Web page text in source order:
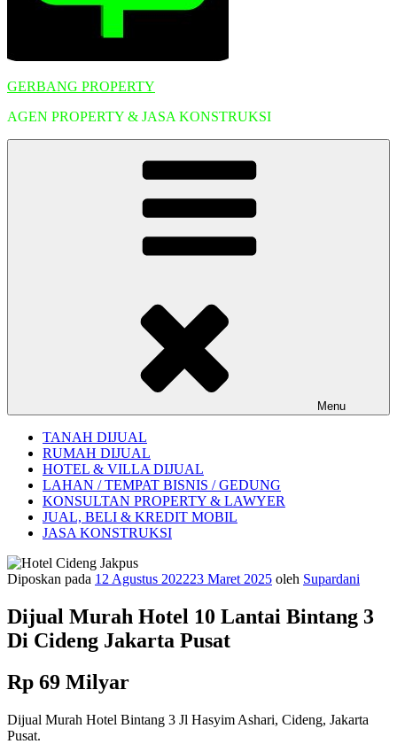
GERBANG PROPERTY
AGEN PROPERTY & JASA KONSTRUKSI
Menu
TANAH DIJUAL
RUMAH DIJUAL
HOTEL & VILLA DIJUAL
LAHAN / TEMPAT BISNIS / GEDUNG
KONSULTAN PROPERTY & LAWYER
JUAL, BELI & KREDIT MOBIL
JASA KONSTRUKSI
Diposkan pada 12 Agustus 202223 Maret 2025 oleh Supardani
Dijual Murah Hotel 10 Lantai Bintang 3
Di Cideng Jakarta Pusat
Rp 69 Milyar
Dijual Murah Hotel Bintang 3 Jl Hasyim Ashari, Cideng, Jakarta
Pusat.